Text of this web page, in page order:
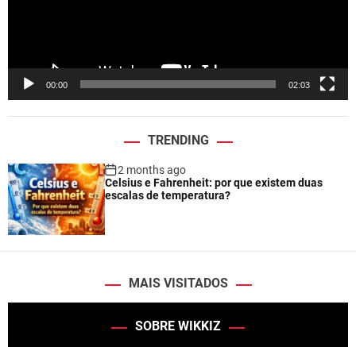
00:00 02:03
TRENDING
2 months ago
Celsius e Fahrenheit: por que existem duas
escalas de temperatura?
MAIS VISITADOS
SOBRE WIKKIZ